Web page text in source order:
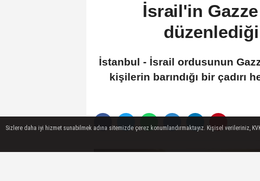
İsrail'in
İstanbul - İsrail ordusunun
kişilerin barındığı bir çadırı
Sizlere daha iyi hizmet sunabilmek adına sitemizde çerez konumlandırmaktayız. Kişisel verileriniz,